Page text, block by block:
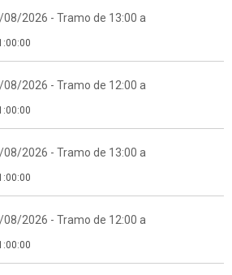
08/2026 - Tramo de 13:00 a
08/2026 - Tramo de 12:00 a
08/2026 - Tramo de 13:00 a
08/2026 - Tramo de 12:00 a